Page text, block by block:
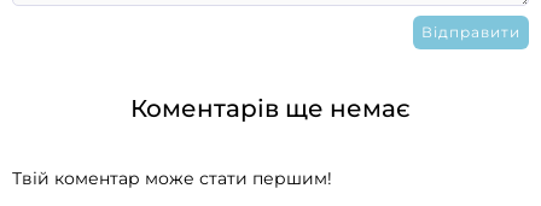
Коментарів ще немає
Твій коментар може стати першим!